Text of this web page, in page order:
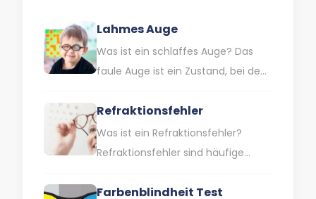
Lahmes Auge
Was ist ein schlaffes Auge? Das
faule Auge ist ein Zustand, bei dem
als normal…
Refraktionsfehler
Was ist ein Refraktionsfehler?
Refraktionsfehler sind häufige
dass das Auge das Licht nicht
Farbenblindheit Test